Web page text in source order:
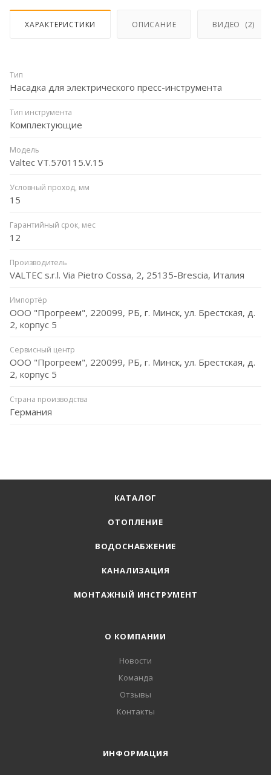
ХАРАКТЕРИСТИКИ ОПИСАНИЕ ВИДЕО (2)
Тип
Насадка для электрического пресс-инструмента
Тип инструмента
Комплектующие
Модель
Valtec VT.570115.V.15
Условный проход, мм
15
Гарантийный срок, мес
12
Производитель
VALTEC s.r.l. Via Pietro Cossa, 2, 25135-Brescia, Италия
Импортёр
ООО "Прогреем", 220099, РБ, г. Минск, ул. Брестская, д.
2, корпус 5
Сервисный центр
ООО "Прогреем", 220099, РБ, г. Минск, ул. Брестская, д.
2, корпус 5
Страна производства
Германия
КАТАЛОГ
ОТОПЛЕНИЕ
ВОДОСНАБЖЕНИЕ
КАНАЛИЗАЦИЯ
МОНТАЖНЫЙ ИНСТРУМЕНТ
О КОМПАНИИ
Новости
Команда
Отзывы
Контакты
ИНФОРМАЦИЯ